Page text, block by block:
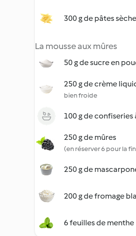
300 g de pâtes
La mousse aux mûres
50 g de sucre en
250 g de crème
bien froide
100 g de
250 g de mûres
(en réserver 6 pour la
250 g de
200 g de fromage
6 feuilles de menthe